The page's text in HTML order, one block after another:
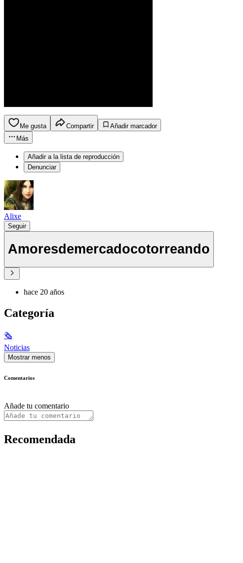
Me gusta Compartir
Añadir marcador
Más
Añadir a la lista de reproducción
Denunciar
Alixe
Seguir
Amoresdemercadocotorreando
hace 20 años
Categoría
🗞
Noticias
Mostrar menos
Comentarios
Añade tu comentario
Recomendada